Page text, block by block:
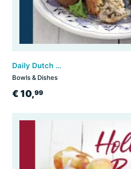
Daily Dutch Dishes
Bowls & Dishes
€ 10,99